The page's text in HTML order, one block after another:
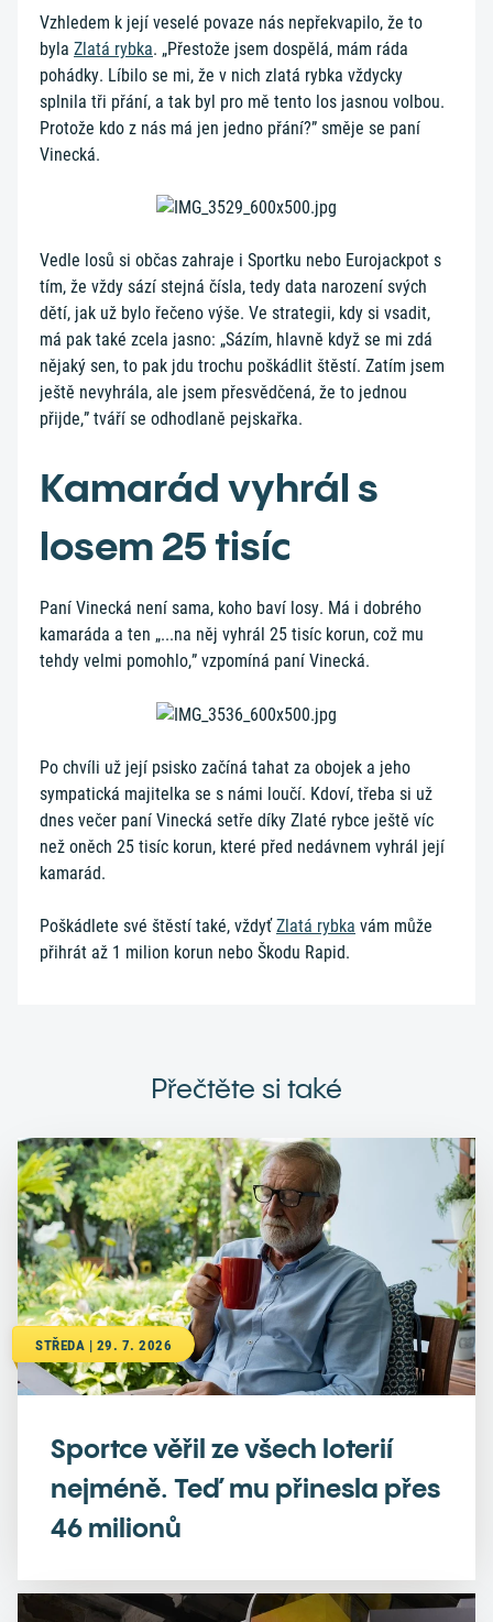
Vzhledem k její veselé povaze nás nepřekvapilo, že to
byla Zlatá rybka. „Přestože jsem dospělá, mám ráda
pohádky. Líbilo se mi, že v nich zlatá rybka vždycky
splnila tři přání, a tak byl pro mě tento los jasnou volbou.
Protože kdo z nás má jen jedno přání?” směje se paní
Vinecká.
Vedle losů si občas zahraje i Sportku nebo Eurojackpot s
tím, že vždy sází stejná čísla, tedy data narození svých
dětí, jak už bylo řečeno výše. Ve strategii, kdy si vsadit,
má pak také zcela jasno: „Sázím, hlavně když se mi zdá
nějaký sen, to pak jdu trochu poškádlit štěstí. Zatím jsem
ještě nevyhrála, ale jsem přesvědčená, že to jednou
přijde,” tváří se odhodlaně pejskařka.
Kamarád vyhrál s
losem 25 tisíc
Paní Vinecká není sama, koho baví losy. Má i dobrého
kamaráda a ten „...na něj vyhrál 25 tisíc korun, což mu
tehdy velmi pomohlo,” vzpomíná paní Vinecká.
Po chvíli už její psisko začíná tahat za obojek a jeho
sympatická majitelka se s námi loučí. Kdoví, třeba si už
dnes večer paní Vinecká setře díky Zlaté rybce ještě víc
než oněch 25 tisíc korun, které před nedávnem vyhrál její
kamarád.
Poškádlete své štěstí také, vždyťZlatá rybka vám může
přihrát až 1 milion korun nebo Škodu Rapid.
Přečtěte si také
STŘEDA | 29. 7. 2026
Sportce věřil ze všech loterií
nejméně. Teď mu přinesla přes
46 milionů